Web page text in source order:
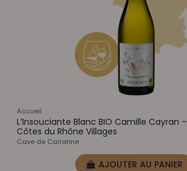
Accueil
L’Insouciante Blanc BIO Camille Cayran –
Côtes du Rhône Villages
Cave de Cairanne
AJOUTER AU PANIER